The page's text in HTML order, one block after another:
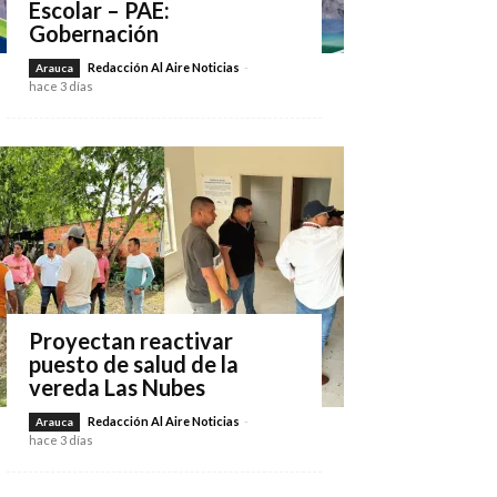
Escolar – PAE:
Gobernación
Arauca Redacción Al Aire Noticias -
hace 3 días
Proyectan reactivar
puesto de salud de la
vereda Las Nubes
Arauca Redacción Al Aire Noticias -
hace 3 días